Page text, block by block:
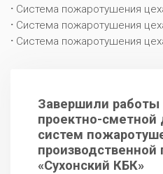
Система пожаротушения
Система пожаротушения
Система пожаротушения
Завершили работы
проектно-сметной
систем
«Сухонский КБК»